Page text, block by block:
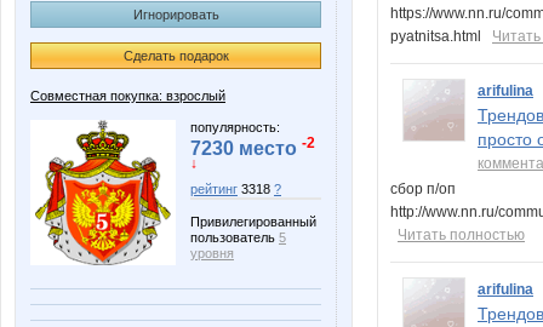
Игнорировать
Сделать подарок
Совместная покупка: взрослый
популярность:
7230 место -2
↓
рейтинг 3318 ?
Привилегированный
пользователь 5
уровня
https://www.nn.ru/
pyatnitsa.html
arifulina
просто
сбор п/оп
http://www.nn.ru/
Читать полностью
arifulina